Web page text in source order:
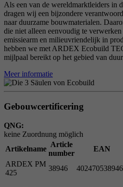
Als een van de wereldmarktleiders in
dragen wij een bijzondere
naar duurzame bouwmaterialen.
die niet alleen eenvoudig te
emissiearm en milieuvriendelijk in
hebben we met ARDEX Ecobuild
mijlpaal bereikt op het gebied van
Meer informatie
Gebouwcertificering
QNG:
keine Zuordnung möglich
Artikelname
Article
number
EAN
ARDEX PM
425
38946